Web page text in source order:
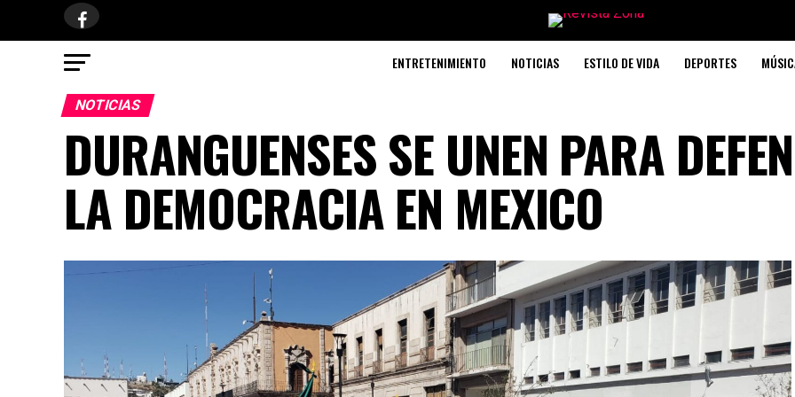
ENTRETENIMIENTO NOTICIAS ESTILO DE VIDA DEPORTES
NOTICIAS
DURANGUENSES SE UNEN PARA
LA DEMOCRACIA EN MEXICO